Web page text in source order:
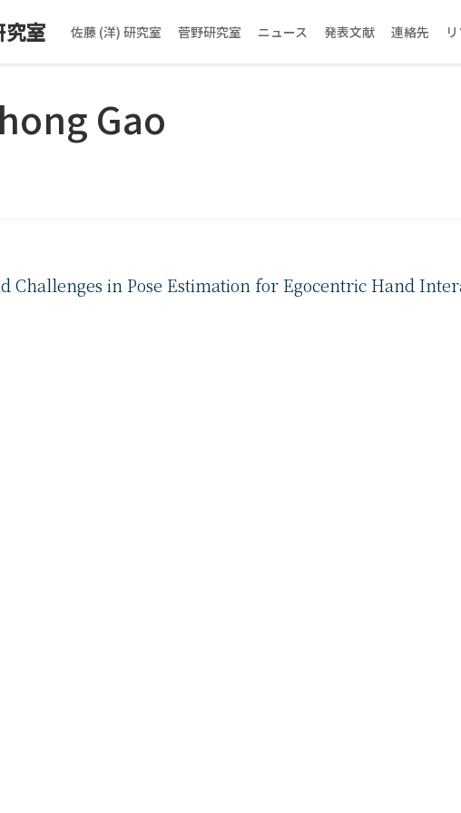
室 佐藤 (洋) 研究室 菅野研究室 ニュース 発表文献 連絡先
Gao
Challenges in Pose Estimation for Egocentric Hand